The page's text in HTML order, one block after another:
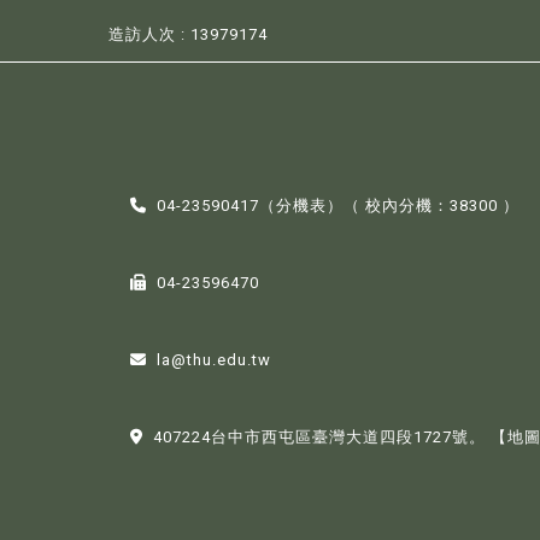
造訪人次 : 13979174
04-23590417（分機表 ）（ 校內分機：38300 ）
04-23596470
la@thu.edu.tw
407224台中市西屯區臺灣大道四段1727號。 【地